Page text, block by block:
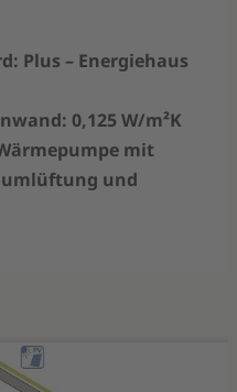
Plus – Energiehaus
0,125 W/m²K
mit
und